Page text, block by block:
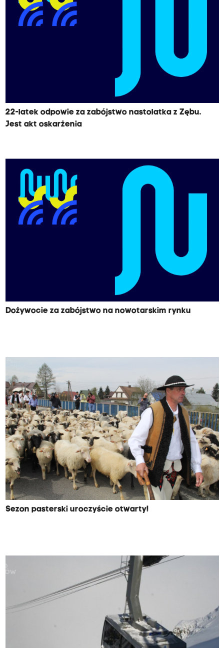
22-latek odpowie za zabójstwo nastolatka z Zębu.
Jest akt oskarżenia
Dożywocie za zabójstwo na nowotarskim rynku
Sezon pasterski uroczyście otwarty!